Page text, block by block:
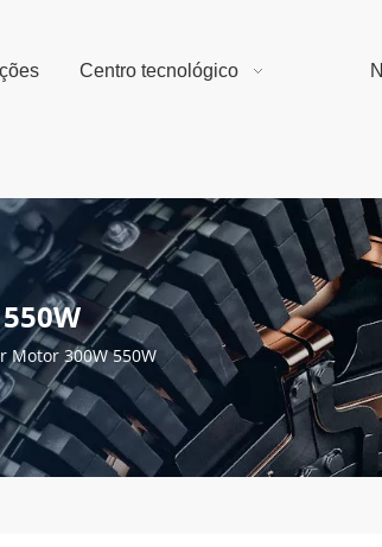
Centro tecnológico
Motor 300W 550W